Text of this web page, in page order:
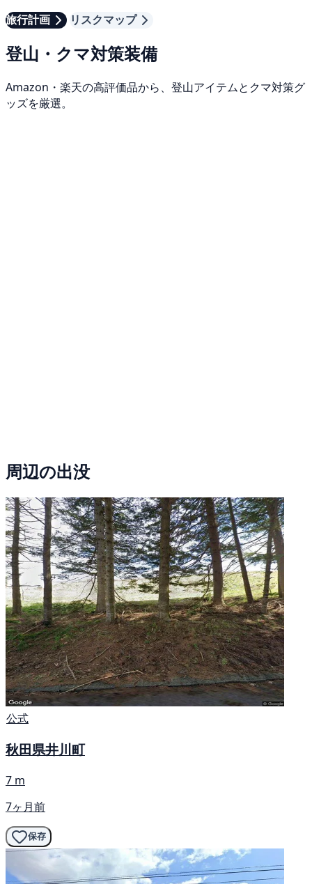
旅行計画
リスクマップ
登山・クマ対策装備
Amazon・楽天の高評価品から、登山アイテムとクマ対策グ
ッズを厳選。
周辺の出没
公式
秋田県井川町
7 m
7ヶ月前
保存